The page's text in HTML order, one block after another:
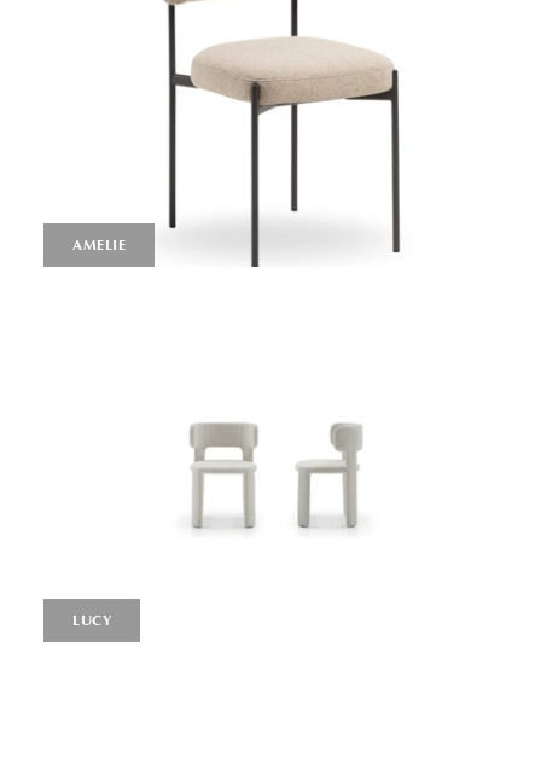
AMELIE
LUCY